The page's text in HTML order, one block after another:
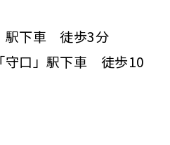
駅下車 徒歩3分
守口」駅下車 徒歩10